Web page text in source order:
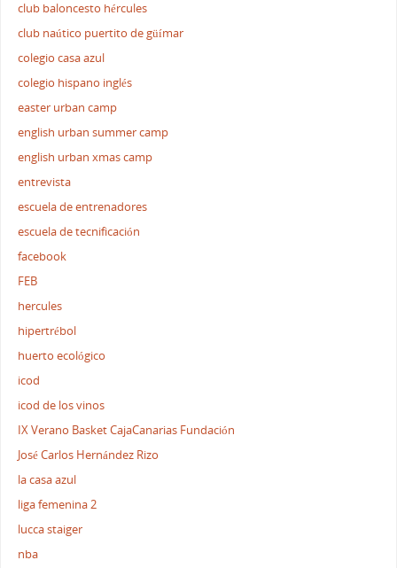
club baloncesto hércules
club naútico puertito de güímar
colegio casa azul
colegio hispano inglés
easter urban camp
english urban summer camp
english urban xmas camp
entrevista
escuela de entrenadores
escuela de tecnificación
facebook
FEB
hercules
hipertrébol
huerto ecológico
icod
icod de los vinos
IX Verano Basket CajaCanarias Fundación
José Carlos Hernández Rizo
la casa azul
liga femenina 2
lucca staiger
nba